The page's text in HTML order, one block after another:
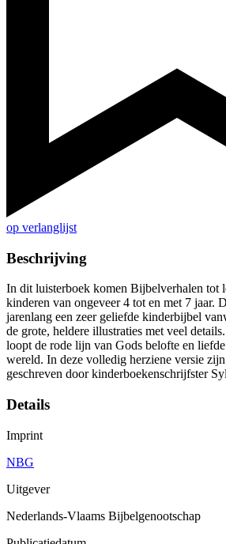
op verlanglijst
Beschrijving
In dit luisterboek komen Bijbelverhalen tot
kinderen van ongeveer 4 tot en met 7 jaar.
jarenlang een zeer geliefde kinderbijbel
de grote, heldere illustraties met veel
loopt de rode lijn van Gods belofte en
wereld. In deze volledig herziene versie
geschreven door kinderboekenschrijfster
Details
Imprint
NBG
Uitgever
Nederlands-Vlaams Bijbelgenootschap